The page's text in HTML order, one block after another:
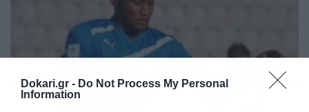
Dokari.gr - Do Not Process My Personal
Information